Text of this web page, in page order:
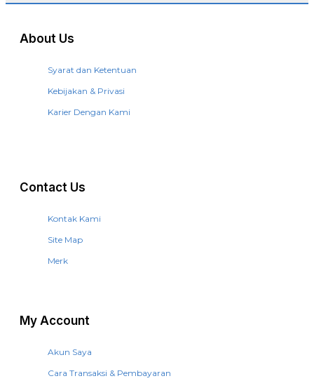
About Us
Syarat dan Ketentuan
Kebijakan & Privasi
Karier Dengan Kami
Contact Us
Kontak Kami
Site Map
Merk
My Account
Akun Saya
Cara Transaksi & Pembayaran